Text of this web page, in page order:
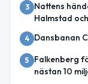
3
Nattens
Halmstad
4 Dansbanan
5
Falkenberg
nästan 10